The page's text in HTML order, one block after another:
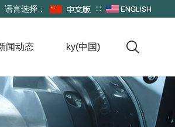
语言选择： ∷

闻动态 ky(中国)